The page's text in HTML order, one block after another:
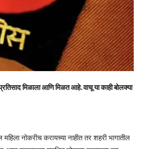
मिळाला आणि मिळत आहे. वाचू या काही बोलक्या
महिला नोकरीच करायच्या नाहीत तर शहरी भागातील